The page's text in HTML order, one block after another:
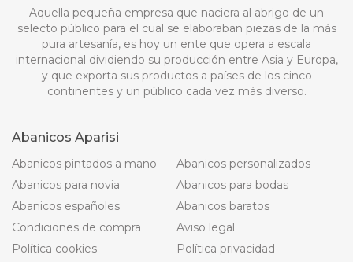
Aquella pequeña empresa que naciera al abrigo de un
selecto público para el cual se elaboraban piezas de la más
pura artesanía, es hoy un ente que opera a escala
internacional dividiendo su producción entre Asia y Europa,
y que exporta sus productos a países de los cinco
continentes y un público cada vez más diverso.
Abanicos Aparisi
Abanicos pintados a mano
Abanicos personalizados
Abanicos para novia
Abanicos para bodas
Abanicos españoles
Abanicos baratos
Condiciones de compra
Aviso legal
Política cookies
Política privacidad